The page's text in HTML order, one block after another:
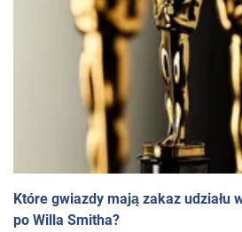
Które gwiazdy mają zakaz udziału
po Willa Smitha?